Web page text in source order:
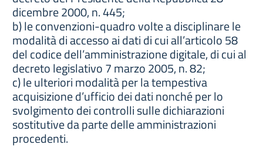
dicembre 2000, n. 445;
b) le convenzioni-quadro volte a disciplinare le
modalità di accesso ai dati di cui all’articolo 58
del codice dell’amministrazione digitale, di cui al
decreto legislativo 7 marzo 2005, n. 82;
c) le ulteriori modalità per la tempestiva
acquisizione d’ufficio dei dati nonché per lo
svolgimento dei controlli sulle dichiarazioni
sostitutive da parte delle amministrazioni
procedenti.